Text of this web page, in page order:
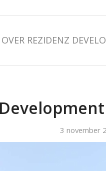
OVER REZIDENZ
3 november